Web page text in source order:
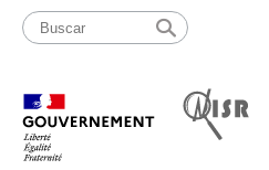
Pasar
contenido
Mapa
web